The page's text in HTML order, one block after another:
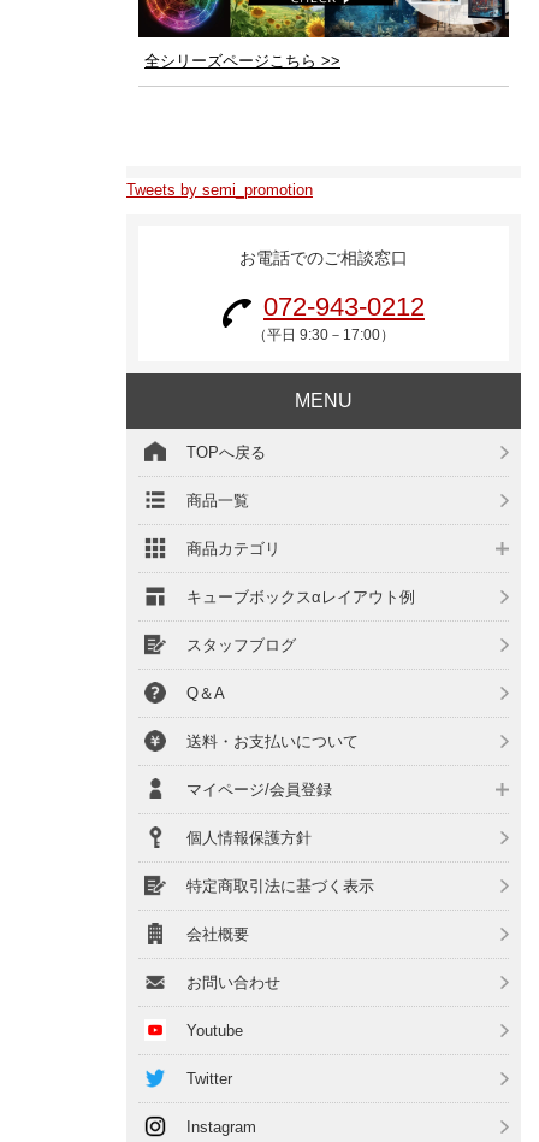
全シリーズページこちら >>
Tweets by semi_promotion
お電話でのご相談窓口
072-943-0212
（平日 9:30－17:00）
MENU
TOPへ戻る
商品一覧
商品カテゴリ
キューブボックスαレイアウト例
スタッフブログ
Q＆A
送料・お支払いについて
マイページ/会員登録
個人情報保護方針
特定商取引法に基づく表示
会社概要
お問い合わせ
Youtube
Twitter
Instagram